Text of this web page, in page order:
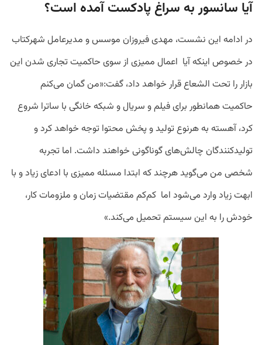
آیا سانسور به سراغ پادکست آمده است؟
در ادامه این نشست، مهدی فیروزان موسس و مدیرعامل شهرکتاب
در خصوص اینکه آیا اعمال ممیزی از سوی حاکمیت تجاری شدن این
بازار را تحت الشعاع قرار خواهد داد، گفت:‌«من گمان می‌کنم
حاکمیت همانطور برای فیلم و سریال و شبکه خانگی با ساترا شروع
کرد، آهسته به هرنوع تولید و پخش محتوا توجه خواهد کرد و
تولیدکنندگان چالش‌های گوناگونی خواهند داشت. اما تجربه
شخصی من می‌گوید هرچند که ابتدا مسئله ممیزی با ادعای زیاد و با
ابهت زیاد وارد می‌شود اما کم‌کم مقتضیات زمان و ملزومات کار،
خودش را به این سیستم تحمیل می‌کند.»